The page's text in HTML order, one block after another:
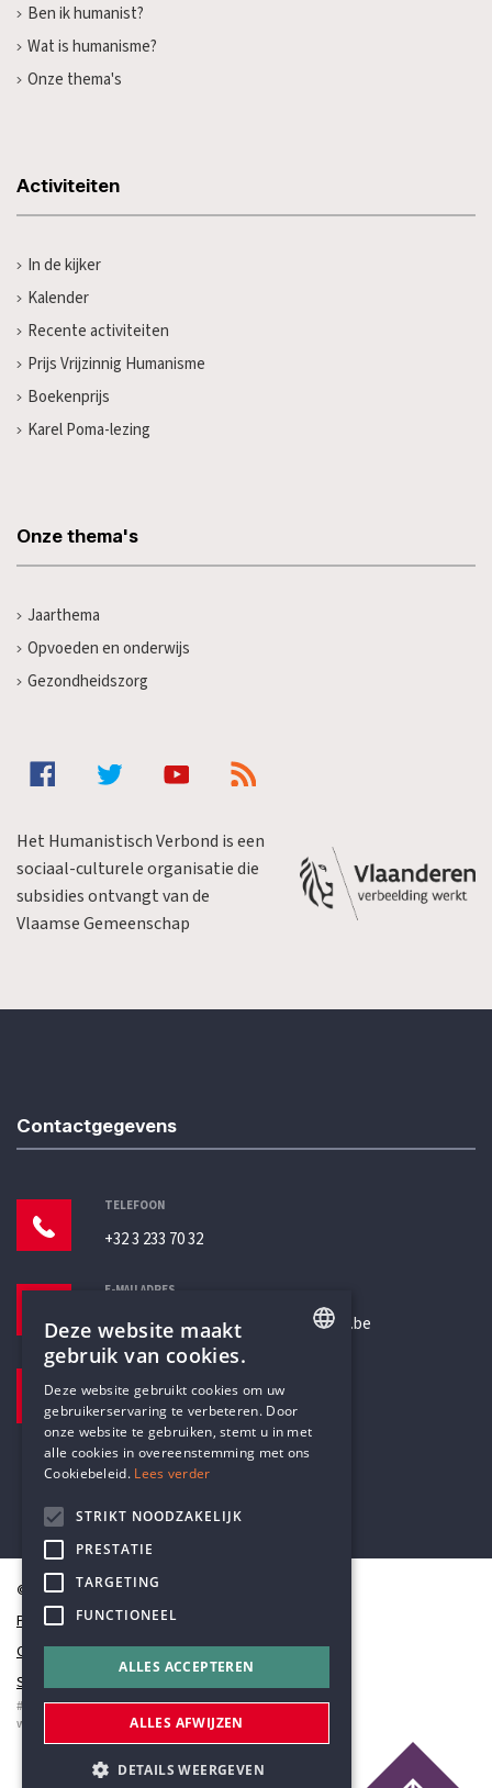
Ben ik humanist?
Wat is humanisme?
Onze thema's
Activiteiten
In de kijker
Kalender
Recente activiteiten
Prijs Vrijzinnig Humanisme
Boekenprijs
Karel Poma-lezing
Onze thema's
Jaarthema
Opvoeden en onderwijs
Gezondheidszorg
Het Humanistisch Verbond is een
sociaal-culturele organisatie die
subsidies ontvangt van de
Vlaamse Gemeenschap
Contactgegevens
TELEFOON
+32 3 233 70 32
E-MAILADRES
secretariaat@humanistischverbond.be
Pottenbrug 4
Antwerpen, 2000
© Humanistisch Verbond 2026
Privacy
Cookiestatement
Sitemap
#codedwithlove byCodelines
webapplicaties
mobiele apps&maatwerk websites
DUTCH
Deze website maakt
gebruik van cookies.
Deze website gebruikt cookies om uw
gebruikerservaring te verbeteren. Door
onze website te gebruiken, stemt u in met
alle cookies in overeenstemming met ons
Cookiebeleid. Lees verder
STRIKT NOODZAKELIJK
PRESTATIE
TARGETING
FUNCTIONEEL
ALLES ACCEPTEREN
ALLES AFWIJZEN
DETAILS WEERGEVEN